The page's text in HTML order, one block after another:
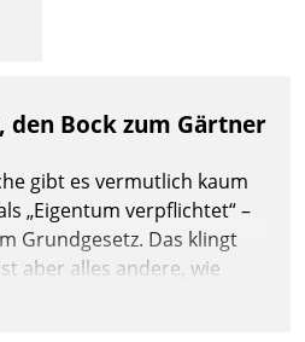
den Bock zum Gärtner
gibt es vermutlich kaum
„Eigentum verpflichtet“ –
Grundgesetz. Das klingt
aber alles andere, wie
Denn mit der